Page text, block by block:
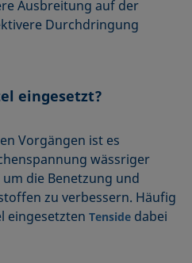
Ausbreitung auf der
Durchdringung
eingesetzt?
Vorgängen ist es
wässriger
die Benetzung und
zu verbessern. Häufig
eingesetztenTenside dabei